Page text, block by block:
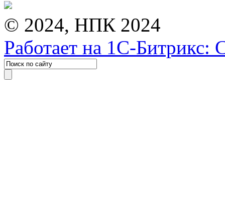
© 2024, НПК 2024
Работает на 1С-Битрикс: